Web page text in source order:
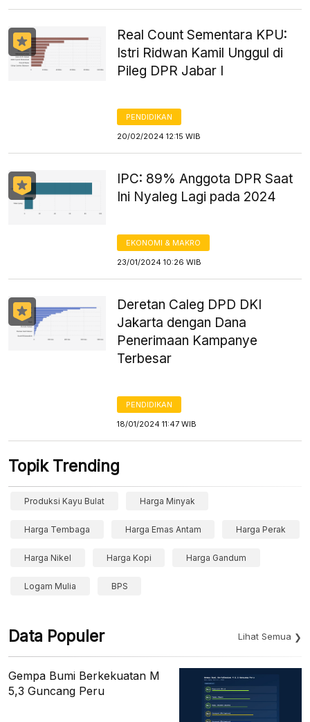
Real Count Sementara KPU:
Istri Ridwan Kamil Unggul di
Pileg DPR Jabar I
PENDIDIKAN
20/02/2024 12:15 WIB
IPC: 89% Anggota DPR Saat
Ini Nyaleg Lagi pada 2024
EKONOMI & MAKRO
23/01/2024 10:26 WIB
Deretan Caleg DPD DKI
Jakarta dengan Dana
Penerimaan Kampanye
Terbesar
PENDIDIKAN
18/01/2024 11:47 WIB
Topik Trending
Produksi Kayu Bulat Harga Minyak
Harga Tembaga Harga Emas Antam Harga Perak
Harga Nikel Harga Kopi Harga Gandum
Logam Mulia BPS
Data Populer Lihat Semua
Gempa Bumi Berkekuatan M
5,3 Guncang Peru